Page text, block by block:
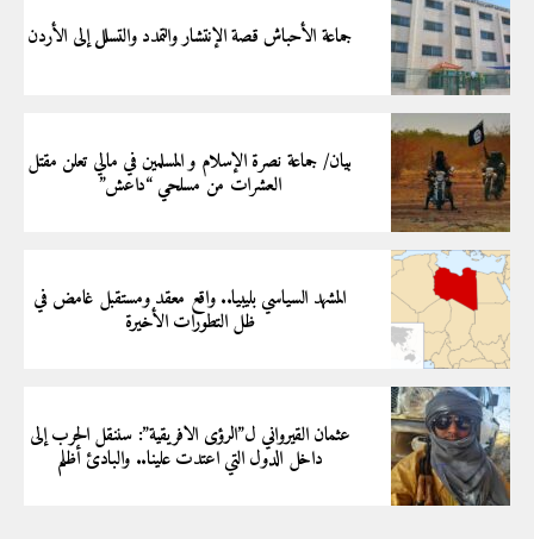
جماعة الأحباش قصة الإنتشار والتمدد والتسلل إلى الأردن
بيان/ جماعة نصرة الإسلام و المسلمين في مالي تعلن مقتل
العشرات من مسلحي “داعش”
المشهد السياسي بليبيا.. واقع معقد ومستقبل غامض في
ظل التطورات الأخيرة
عثمان القيرواني ل”الرؤى الافريقية”: سننقل الحرب إلى
داخل الدول التي اعتدت علينا.. والبادئ أظلم